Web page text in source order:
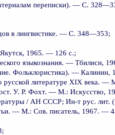
переписки). — С.
в лингвистике. — С. 348—353;
1965. — 126 с.;
языкознания. — Тбилиси,
Фольклористика). — Калинин,
литературе XIX века.
У. Р. Фохт. — М.: Искусство,
/ АН СССР; Ин-т рус.
— М.: Сов. писатель, 1967. —